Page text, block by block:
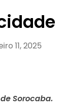
11, 2025
Sorocaba.